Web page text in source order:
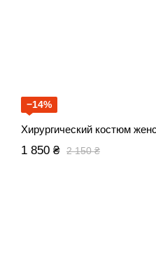
−14%
Хирургический костюм
2 150 ₴
1 850 ₴